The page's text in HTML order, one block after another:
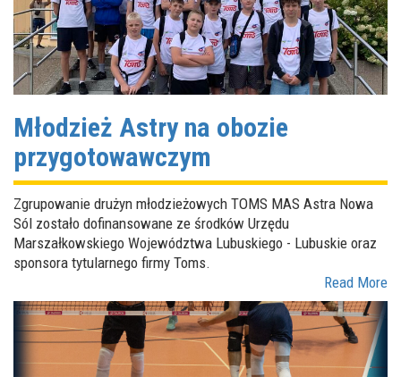
Młodzież Astry na obozie
przygotowawczym
Zgrupowanie drużyn młodzieżowych TOMS MAS Astra Nowa
Sól zostało dofinansowane ze środków Urzędu
Marszałkowskiego Województwa Lubuskiego - Lubuskie oraz
sponsora tytularnego firmy Toms.
Read More